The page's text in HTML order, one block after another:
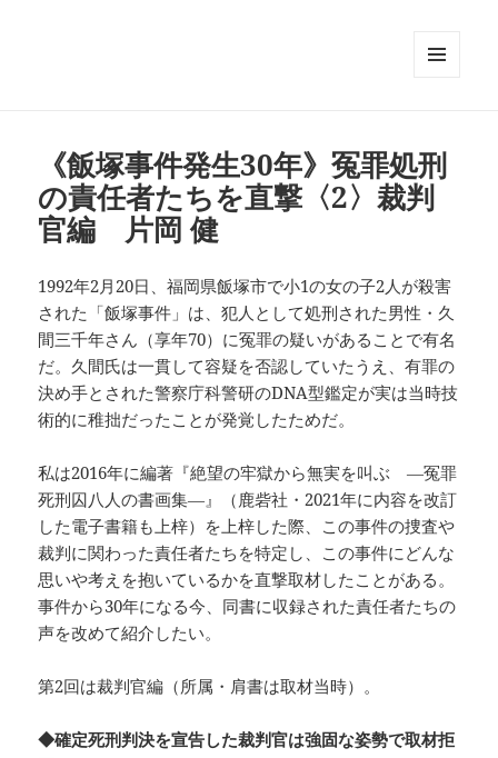
ット
《飯塚事件発生30年》冤罪処刑
の責任者たちを直撃〈2〉裁判
官編 片岡 健
1992年2月20日、福岡県飯塚市で小1の女の子2人が殺害
された「飯塚事件」は、犯人として処刑された男性・久
間三千年さん（享年70）に冤罪の疑いがあることで有名
だ。久間氏は一貫して容疑を否認していたうえ、有罪の
決め手とされた警察庁科警研のDNA型鑑定が実は当時技
術的に稚拙だったことが発覚したためだ。
私は2016年に編著『絶望の牢獄から無実を叫ぶ ―冤罪
死刑囚八人の書画集―』（鹿砦社・2021年に内容を改訂
した電子書籍も上梓）を上梓した際、この事件の捜査や
裁判に関わった責任者たちを特定し、この事件にどんな
思いや考えを抱いているかを直撃取材したことがある。
事件から30年になる今、同書に収録された責任者たちの
声を改めて紹介したい。
第2回は裁判官編（所属・肩書は取材当時）。
◆確定死刑判決を宣告した裁判官は強固な姿勢で取材拒